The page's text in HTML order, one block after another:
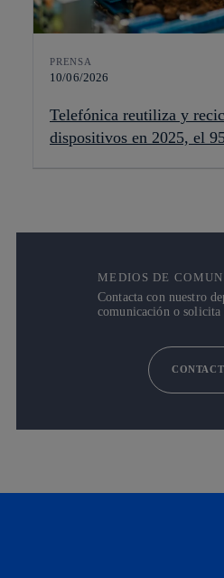
PRENSA
10/06/2026
Telefónica reutiliza y
dispositivos en 2025, el
MEDIOS DE
Contacta con nuestro
comunicación o solicita